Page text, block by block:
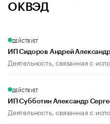
ОКВЭД
ДЕЙСТВУЕТ
ИП Сидоров Андрей
Деятельность, связанная с
ДЕЙСТВУЕТ
ИП Субботин Александр
Деятельность, связанная с